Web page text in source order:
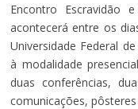
Encontro Escravidão
acontecerá entre os
Universidade Federal
à modalidade
duas conferências,
comunicações,